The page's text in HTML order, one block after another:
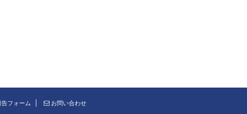
フォーム お問い合わせ